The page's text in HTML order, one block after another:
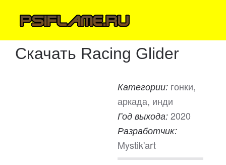
Скачать Racing Glider
Категории: гонки,
аркада, инди
Год выхода: 2020
Разработчик:
Mystik'art